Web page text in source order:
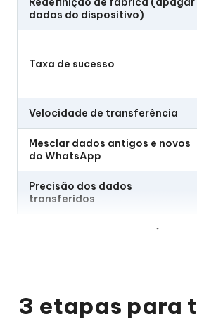
dados do dispositivo)
Taxa de sucesso
Velocidade de transferência
Mesclar dados antigos e novos
do WhatsApp
Precisão dos dados
transferidos
3 etapas para